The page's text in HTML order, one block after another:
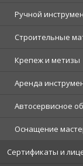
Ручной
Строительные
Крепеж и метизы
Аренда
Автосервисное
Оснащение
Сертификаты и